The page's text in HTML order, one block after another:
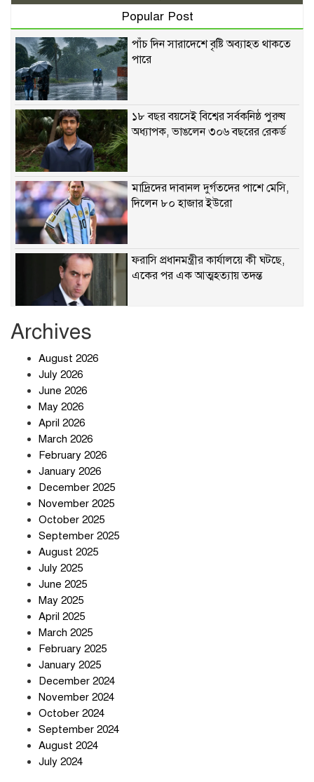
Popular Post
পাঁচ দিন সারাদেশে বৃষ্টি অব্যাহত থাকতে
পারে
১৮ বছর বয়সেই বিশ্বের সর্বকনিষ্ঠ পুরুষ
অধ্যাপক, ভাঙলেন ৩০৬ বছরের রেকর্ড
মাদ্রিদের দাবানল দুর্গতদের পাশে মেসি,
দিলেন ৮০ হাজার ইউরো
ফরাসি প্রধানমন্ত্রীর কার্যালয়ে কী ঘটছে,
একের পর এক আত্মহত্যায় তদন্ত
Archives
August 2026
July 2026
June 2026
May 2026
April 2026
March 2026
February 2026
January 2026
December 2025
November 2025
October 2025
September 2025
August 2025
July 2025
June 2025
May 2025
April 2025
March 2025
February 2025
January 2025
December 2024
November 2024
October 2024
September 2024
August 2024
July 2024